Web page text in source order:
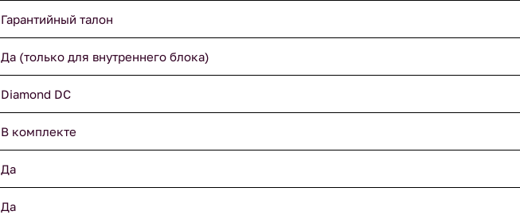
Гарантийный талон
Да (только для внутреннего блока)
Diamond DC
В комплекте
Да
Да